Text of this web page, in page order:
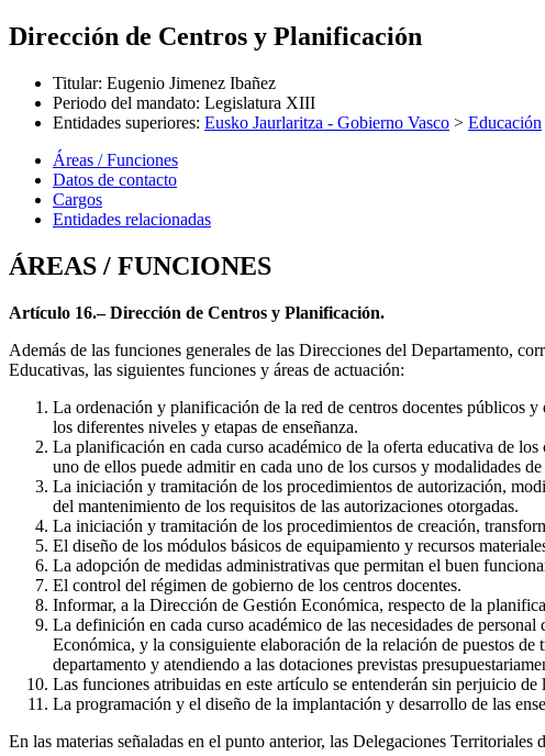
Dirección de Centros y Planificación
Titular: Eugenio Jimenez Ibañez
Periodo del mandato: Legislatura XIII
Entidades superiores: Eusko Jaurlaritza - Gobierno Vasco > Educación
Áreas / Funciones
Datos de contacto
Cargos
Entidades relacionadas
ÁREAS / FUNCIONES
Artículo 16.– Dirección de Centros y Planificación.
Además de las funciones generales de las Direcciones del Departamento,
Educativas, las siguientes funciones y áreas de actuación:
La ordenación y planificación de la red de centros docentes públicos
los diferentes niveles y etapas de enseñanza.
La planificación en cada curso académico de la oferta educativa de
uno de ellos puede admitir en cada uno de los cursos y modalidades
La iniciación y tramitación de los procedimientos de autorización,
del mantenimiento de los requisitos de las autorizaciones otorgadas.
La iniciación y tramitación de los procedimientos de creación,
El diseño de los módulos básicos de equipamiento y recursos
La adopción de medidas administrativas que permitan el buen
El control del régimen de gobierno de los centros docentes.
Informar, a la Dirección de Gestión Económica, respecto de la
La definición en cada curso académico de las necesidades de
Económica, y la consiguiente elaboración de la relación de puestos
departamento y atendiendo a las dotaciones previstas
Las funciones atribuidas en este artículo se entenderán sin perjuicio
La programación y el diseño de la implantación y desarrollo de las
En las materias señaladas en el punto anterior, las Delegaciones